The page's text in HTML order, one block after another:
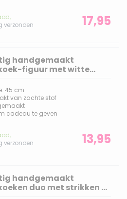
verzonden
17,95
handgemaakt
figuur met witte
45 cm
van zachte stof
cadeau te geven
verzonden
13,95
handgemaakt
duo met strikken -